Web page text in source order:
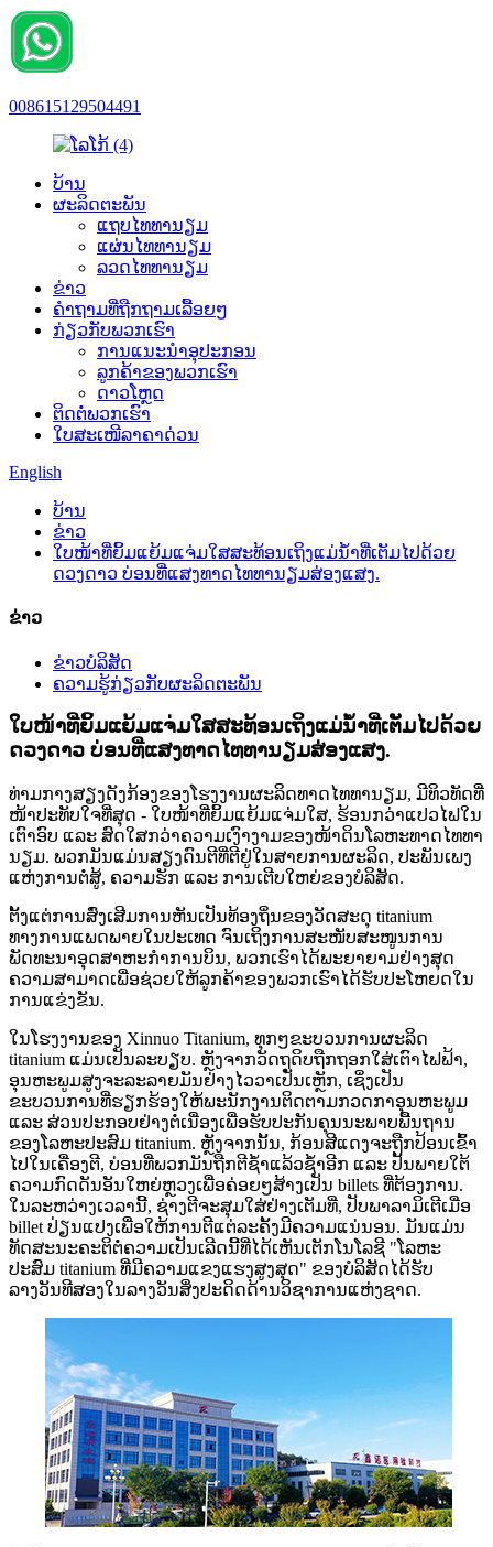
008615129504491
ບ້ານ
ຜະລິດຕະພັນ
ແຖບໄທທານຽມ
ແຜ່ນໄທທານຽມ
ລວດໄທທານຽມ
ຂ່າວ
ຄຳຖາມທີ່ຖືກຖາມເລື້ອຍໆ
ກ່ຽວກັບພວກເຮົາ
ການແນະນຳອຸປະກອນ
ລູກຄ້າຂອງພວກເຮົາ
ດາວໂຫຼດ
ຕິດຕໍ່ພວກເຮົາ
ໃບສະເໜີລາຄາດ່ວນ
English
ບ້ານ
ຂ່າວ
ໃບໜ້າທີ່ຍິ້ມແຍ້ມແຈ່ມໃສສະທ້ອນເຖິງແມ່ນ້ຳທີ່ເຕັມໄປດ້ວຍ
ດວງດາວ ບ່ອນທີ່ແສງທາດໄທທານຽມສ່ອງແສງ.
ຂ່າວ
ຂ່າວບໍລິສັດ
ຄວາມຮູ້ກ່ຽວກັບຜະລິດຕະພັນ
ໃບໜ້າທີ່ຍິ້ມແຍ້ມແຈ່ມໃສສະທ້ອນເຖິງແມ່ນ້ຳທີ່ເຕັມໄປດ້ວຍ
ດວງດາວ ບ່ອນທີ່ແສງທາດໄທທານຽມສ່ອງແສງ.
ທ່າມກາງສຽງດັງກ້ອງຂອງໂຮງງານຜະລິດທາດໄທທານຽມ, ມີທິວທັດທີ່
ໜ້າປະທັບໃຈທີ່ສຸດ - ໃບໜ້າທີ່ຍິ້ມແຍ້ມແຈ່ມໃສ, ຮ້ອນກວ່າແປວໄຟໃນ
ເຕົາອົບ ແລະ ສົດໃສກວ່າຄວາມເງົາງາມຂອງໜ້າດິນໂລຫະທາດໄທທາ
ນຽມ. ພວກມັນແມ່ນສຽງດົນຕີທີ່ຕີຢູ່ໃນສາຍການຜະລິດ, ປະພັນເພງ
ແຫ່ງການຕໍ່ສູ້, ຄວາມຮັກ ແລະ ການເຕີບໃຫຍ່ຂອງບໍລິສັດ.
ຕັ້ງແຕ່ການສົ່ງເສີມການຫັນເປັນທ້ອງຖິ່ນຂອງວັດສະດຸ titanium
ທາງການແພດພາຍໃນປະເທດ ຈົນເຖິງການສະໜັບສະໜູນການ
ພັດທະນາອຸດສາຫະກຳການບິນ, ພວກເຮົາໄດ້ພະຍາຍາມຢ່າງສຸດ
ຄວາມສາມາດເພື່ອຊ່ວຍໃຫ້ລູກຄ້າຂອງພວກເຮົາໄດ້ຮັບປະໂຫຍດໃນ
ການແຂ່ງຂັນ.
ໃນໂຮງງານຂອງ Xinnuo Titanium, ທຸກໆຂະບວນການຜະລິດ
titanium ແມ່ນເປັນລະບຽບ. ຫຼັງຈາກວັດຖຸດິບຖືກຖອກໃສ່ເຕົາໄຟຟ້າ,
ອຸນຫະພູມສູງຈະລະລາຍມັນຢ່າງໄວວາເປັນເຫຼັກ, ເຊິ່ງເປັນ
ຂະບວນການທີ່ຮຽກຮ້ອງໃຫ້ພະນັກງານຕິດຕາມກວດກາອຸນຫະພູມ
ແລະ ສ່ວນປະກອບຢ່າງຕໍ່ເນື່ອງເພື່ອຮັບປະກັນຄຸນນະພາບພື້ນຖານ
ຂອງໂລຫະປະສົມ titanium. ຫຼັງຈາກນັ້ນ, ກ້ອນສີແດງຈະຖືກປ້ອນເຂົ້າ
ໄປໃນເຄື່ອງຕີ, ບ່ອນທີ່ພວກມັນຖືກຕີຊ້ຳແລ້ວຊ້ຳອີກ ແລະ ປັ້ນພາຍໃຕ້
ຄວາມກົດດັນອັນໃຫຍ່ຫຼວງເພື່ອຄ່ອຍໆສ້າງເປັນ billets ທີ່ຕ້ອງການ.
ໃນລະຫວ່າງເວລານີ້, ຊ່າງຕີຈະສຸມໃສ່ຢ່າງເຕັມທີ່, ປັບພາລາມິເຕີເມື່ອ
billet ປ່ຽນແປງເພື່ອໃຫ້ການຕີແຕ່ລະຄັ້ງມີຄວາມແນ່ນອນ. ມັນແມ່ນ
ທັດສະນະຄະຕິຕໍ່ຄວາມເປັນເລີດນີ້ທີ່ໄດ້ເຫັນເຕັກໂນໂລຊີ "ໂລຫະ
ປະສົມ titanium ທີ່ມີຄວາມແຂງແຮງສູງສຸດ" ຂອງບໍລິສັດໄດ້ຮັບ
ລາງວັນທີສອງໃນລາງວັນສິ່ງປະດິດດ້ານວິຊາການແຫ່ງຊາດ.